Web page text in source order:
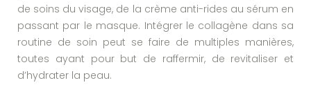
de soins du visage, de la crème anti-rides au sérum en
passant par le masque. Intégrer le collagène dans sa
routine de soin peut se faire de multiples manières,
toutes ayant pour but de raffermir, de revitaliser et
d’hydrater la peau.